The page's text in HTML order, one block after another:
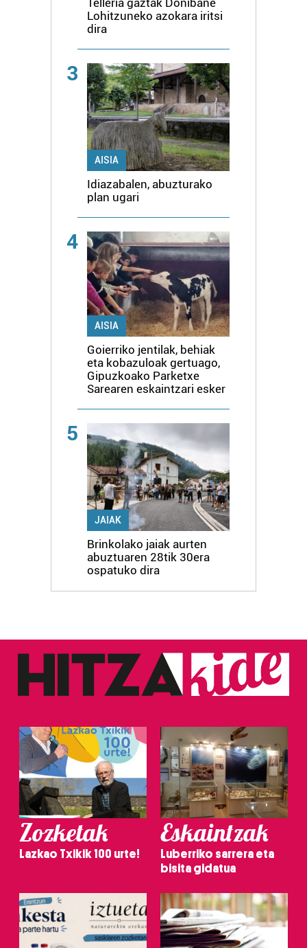
Telleria gaztak Donibane
Lohitzuneko azokara iritsi
dira
3
AISIA
Idiazabalen, abuzturako
plan ugari
4
AISIA
Goierriko jentilak, behiak
eta kobazuloak gertuago,
Gipuzkoako Parketxe
Sarearen eskaintzari esker
5
JAIAK
Brinkolako jaiak aurten
abuztuaren 28tik 30era
ospatuko dira
Zozketak
Lazkao Txikik 100 urte!
Eskaintzak
Luberriko sarrera eta
bisita gidatua